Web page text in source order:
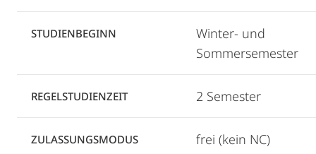
STUDIENBEGINN
Winter- und
Sommersemester
REGELSTUDIENZEIT 2 Semester
ZULASSUNGSMODUS frei (kein NC)